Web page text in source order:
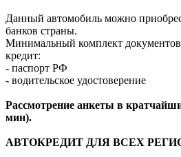
Данный автомобиль можно
банков страны.
Минимальный комплект документов
кредит:
- паспорт РФ
- водительское удостоверение
Рассмотрение анкеты в
мин).
АВТОКРЕДИТ ДЛЯ ВСЕХ